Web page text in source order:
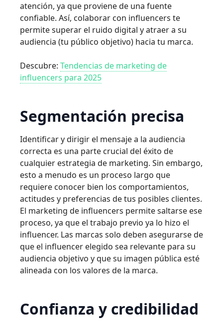
atención, ya que proviene de una fuente
confiable. Así, colaborar con influencers te
permite superar el ruido digital y atraer a su
audiencia (tu público objetivo) hacia tu marca.
Descubre: Tendencias de marketing de
influencers para 2025
Segmentación precisa
Identificar y dirigir el mensaje a la audiencia
correcta es una parte crucial del éxito de
cualquier estrategia de marketing. Sin embargo,
esto a menudo es un proceso largo que
requiere conocer bien los comportamientos,
actitudes y preferencias de tus posibles clientes.
El marketing de influencers permite saltarse ese
proceso, ya que el trabajo previo ya lo hizo el
influencer. Las marcas solo deben asegurarse de
que el influencer elegido sea relevante para su
audiencia objetivo y que su imagen pública esté
alineada con los valores de la marca.
Confianza y credibilidad